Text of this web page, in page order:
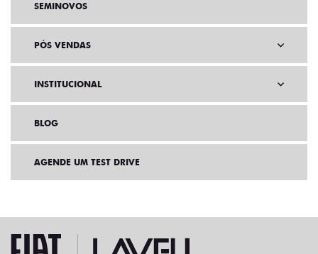
SEMINOVOS
PÓS VENDAS
INSTITUCIONAL
BLOG
AGENDE UM TEST DRIVE